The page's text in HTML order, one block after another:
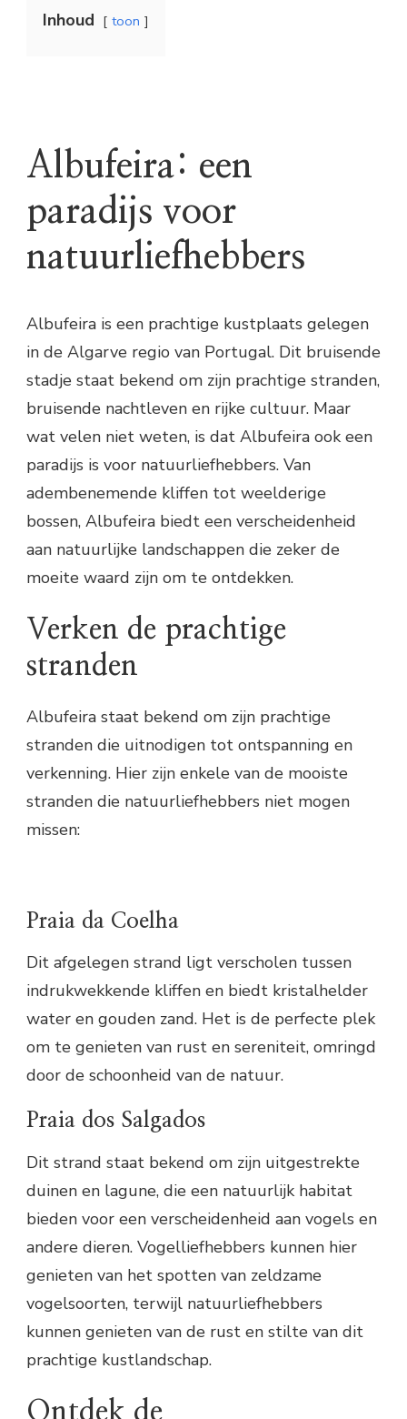
Inhoud toon
Albufeira: een
paradijs voor
natuurliefhebbers
Albufeira is een prachtige kustplaats gelegen
in de Algarve regio van Portugal. Dit bruisende
stadje staat bekend om zijn prachtige stranden,
bruisende nachtleven en rijke cultuur. Maar
wat velen niet weten, is dat Albufeira ook een
paradijs is voor natuurliefhebbers. Van
adembenemende kliffen tot weelderige
bossen, Albufeira biedt een verscheidenheid
aan natuurlijke landschappen die zeker de
moeite waard zijn om te ontdekken.
Verken de prachtige
stranden
Albufeira staat bekend om zijn prachtige
stranden die uitnodigen tot ontspanning en
verkenning. Hier zijn enkele van de mooiste
stranden die natuurliefhebbers niet mogen
missen:
Praia da Coelha
Dit afgelegen strand ligt verscholen tussen
indrukwekkende kliffen en biedt kristalhelder
water en gouden zand. Het is de perfecte plek
om te genieten van rust en sereniteit, omringd
door de schoonheid van de natuur.
Praia dos Salgados
Dit strand staat bekend om zijn uitgestrekte
duinen en lagune, die een natuurlijk habitat
bieden voor een verscheidenheid aan vogels en
andere dieren. Vogelliefhebbers kunnen hier
genieten van het spotten van zeldzame
vogelsoorten, terwijl natuurliefhebbers
kunnen genieten van de rust en stilte van dit
prachtige kustlandschap.
Ontdek de